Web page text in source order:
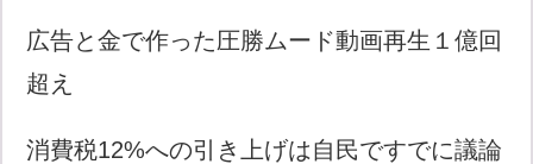
広告と金で作った圧勝ムード動画再生１億回
超え
消費税12%への引き上げは自民ですでに議論